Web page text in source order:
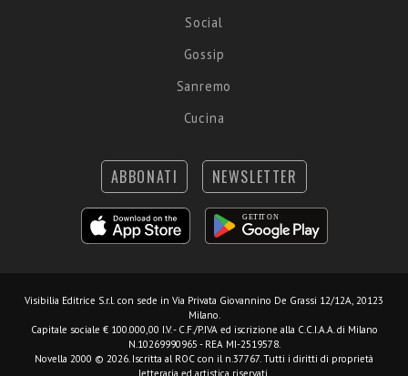
Social
Gossip
Sanremo
Cucina
ABBONATI NEWSLETTER
Visibilia Editrice S.r.l. con sede in Via Privata Giovannino De Grassi 12/12A, 20123
Milano.
Capitale sociale € 100.000,00 I.V. - C.F./P.IVA ed iscrizione alla C.C.I.A.A. di Milano
N.10269990965 - REA MI-2519578.
Novella 2000 © 2026. Iscritta al ROC con il n.37767. Tutti i diritti di proprietà